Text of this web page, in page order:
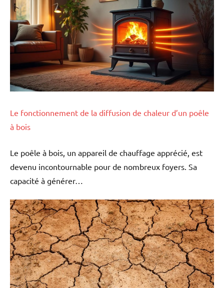
Le fonctionnement de la diffusion de chaleur d’un poêle
à bois
Le poêle à bois, un appareil de chauffage apprécié, est
devenu incontournable pour de nombreux foyers. Sa
capacité à générer…